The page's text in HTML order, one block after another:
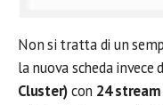
Non si tratta di un
la nuova scheda invece
Cluster)con 24